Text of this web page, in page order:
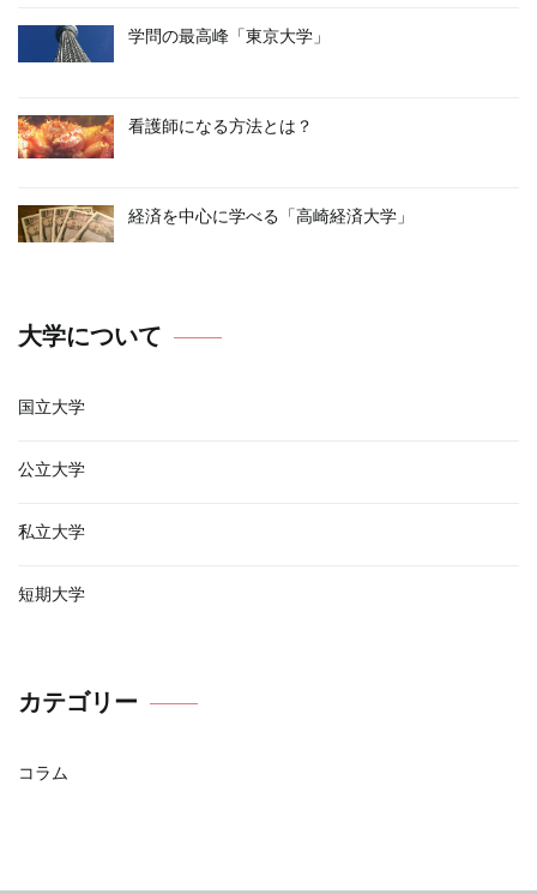
学問の最高峰「東京大学」
看護師になる方法とは？
経済を中心に学べる「高崎経済大学」
大学について
国立大学
公立大学
私立大学
短期大学
カテゴリー
コラム